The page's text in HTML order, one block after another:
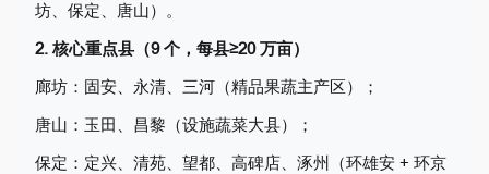
坊、保定、唐山）。
2. 核心重点县（9 个，每县≥20 万亩）
廊坊：固安、永清、三河（精品果蔬主产区）；
唐山：玉田、昌黎（设施蔬菜大县）；
保定：定兴、清苑、望都、高碑店、涿州（环雄安 + 环京